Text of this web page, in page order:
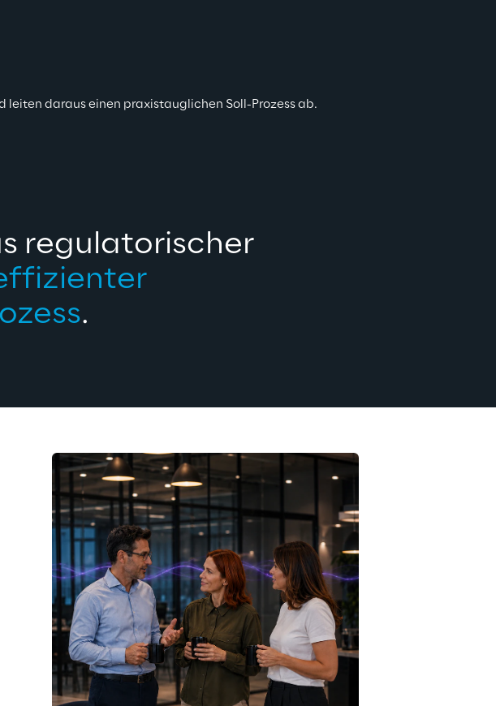
leiten daraus einen praxistauglichen Soll-Prozess ab.
regulatorischer
.